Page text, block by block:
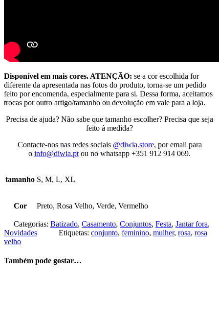
Disponível em mais cores. ATENÇÃO: se a cor escolhida for
diferente da apresentada nas fotos do produto, torna-se um pedido
feito por encomenda, especialmente para si. Dessa forma, aceitamos
trocas por outro artigo/tamanho ou devolução em vale para a loja.
Precisa de ajuda? Não sabe que tamanho escolher? Precisa que seja
feito à medida?
Contacte-nos nas redes sociais @diwia.store, por email para
o info@diwia.pt ou no whatsapp +351 912 914 069.
tamanho S, M, L, XL
Cor Preto, Rosa Velho, Verde, Vermelho
Categorias: Batizado, Casamento, Conjuntos, Festa, Jantar fora,
Novidades
Etiquetas: conjunto, feminino, mulher, rosa, rosa
velho
Também pode gostar…